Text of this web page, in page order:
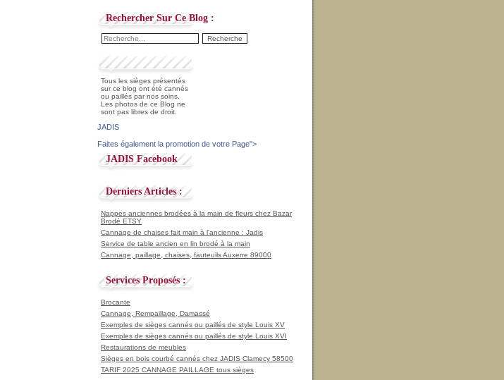
Rechercher Sur Ce Blog :
Tous les sièges présentés
sur ce blog ont été cannés
ou paillés par nos soins.
Les photos de ce Blog ne
sont pas libres de droit.
JADIS
Faites également la promotion de votre Page">
JADIS Facebook
Derniers Articles :
Nappes anciennes brodées à la main de fleurs chez Bazar
Brodé ETSY
Cannage de chaises fait main à l'ancienne : Jadis
Service de table ancien en lin brodé à la main
Cannage, paillage, chaises, fauteuils Auxerre 89000
Services Proposés :
Brocante
Cannage, Rempaillage, Damassé
Exemples de sièges cannés ou paillés de style Louis XV
Exemples de sièges cannés ou paillés de style Louis XVI
Restaurations de meubles
Sièges en bois courbé cannés chez JADIS Clamecy 58500
TARIF 2025 CANNAGE PAILLAGE tous sièges